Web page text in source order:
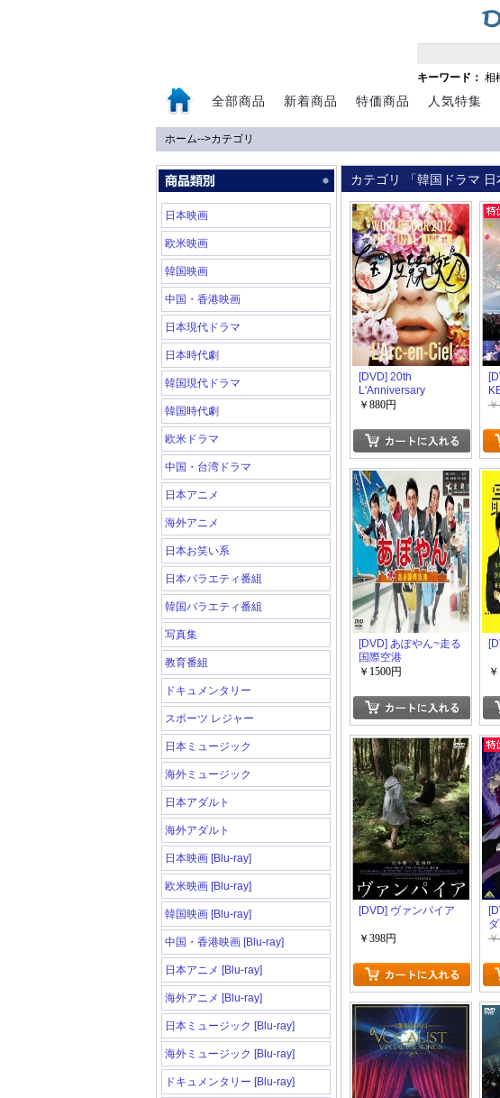
キーワード： 相
全部商品 新着商品 特価商品 人気特集
ホーム-->カテゴリ
日本映画
欧米映画
韓国映画
中国・香港映画
日本現代ドラマ
日本時代劇
韓国現代ドラマ
韓国時代劇
欧米ドラマ
中国・台湾ドラマ
日本アニメ
海外アニメ
日本お笑い系
日本バラエティ番組
韓国バラエティ番組
写真集
教育番組
ドキュメンタリー
スポーツ レジャー
日本ミュージック
海外ミュージック
日本アダルト
海外アダルト
日本映画 [Blu-ray]
欧米映画 [Blu-ray]
韓国映画 [Blu-ray]
中国・香港映画 [Blu-ray]
日本アニメ [Blu-ray]
海外アニメ [Blu-ray]
日本ミュージック [Blu-ray]
海外ミュージック [Blu-ray]
ドキュメンタリー [Blu-ray]
カテゴリ 「韓国ドラマ 日
[DVD] 20th
L'Anniversary
WORLD TOUR 2012
立競技場
￥880円
[DVD] あぽやん~走る
国際空港
￥1500円
[DVD] ヴァンパイア
￥398円
6
0